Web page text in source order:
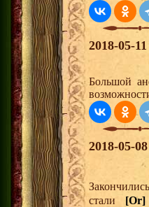
2018-05-
Большой
2018-05-
стали [Or]